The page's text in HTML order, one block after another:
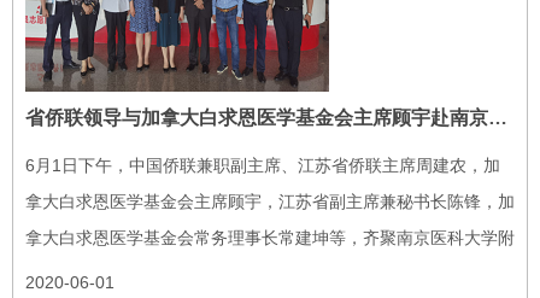
省侨联领导与加拿大白求恩医学基金会主席顾宇赴南京医科大学附属逸夫医院探讨开展医学国际交流
6月1日下午，中国侨联兼职副主席、江苏省侨联主席周建农，加
拿大白求恩医学基金会主席顾宇，江苏省副主席兼秘书长陈锋，加
拿大白求恩医学基金会常务理事长常建坤等，齐聚南京医科大学附
属逸夫医院，与院方深入探讨开展医学国际交流事宜。南京医科大
2020-06-01